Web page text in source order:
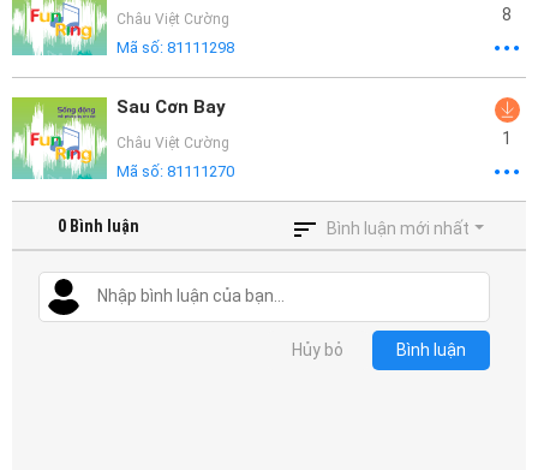
Châu Việt Cường
Mã số: 81111298
8
Sau Cơn Bay
Châu Việt Cường
Mã số: 81111270
1
0 Bình luận Bình luận mới nhất
Hủy bỏ Bình luận